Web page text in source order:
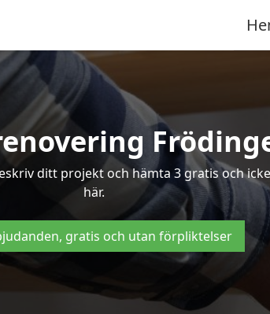
ditt projekt och hämta 3 gratis och
här.
gratis och utan förpliktelser